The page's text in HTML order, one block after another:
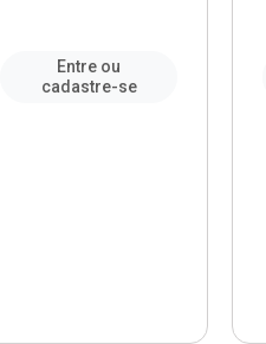
Entre ou
cadastre-se